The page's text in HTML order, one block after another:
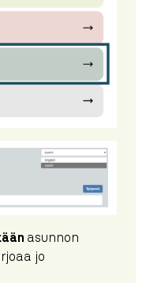
asunnon
jo